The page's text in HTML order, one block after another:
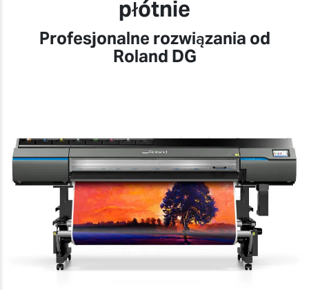
płótnie
Profesjonalne rozwiązania od
Roland DG